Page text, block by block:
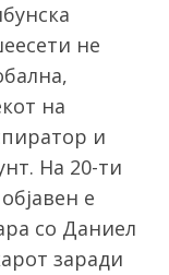
не
на
и
На 20-ти
е
со Даниел
заради